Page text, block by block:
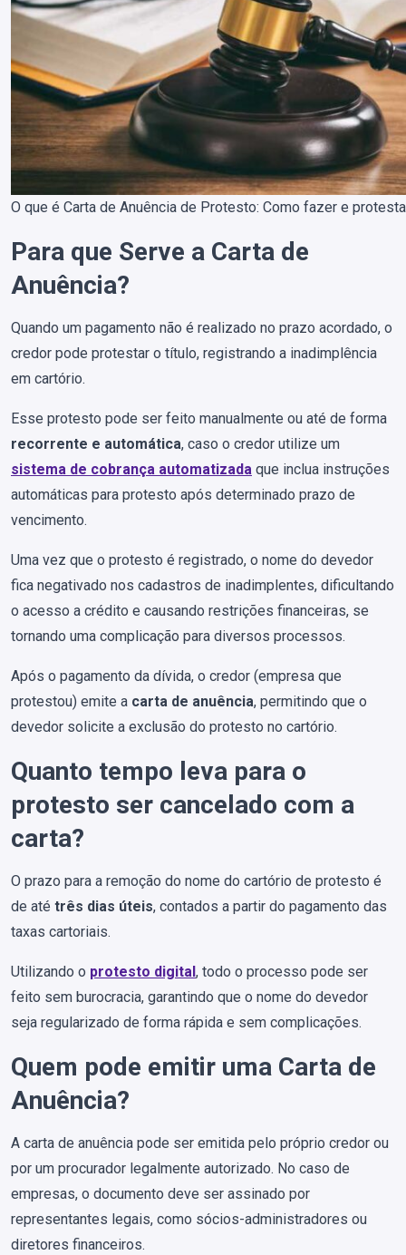
O que é Carta de Anuência de Protesto: Como fazer e
Para que Serve a Carta de
Anuência?
Quando um pagamento não é realizado no prazo acordado, o
credor pode protestar o título, registrando a inadimplência
em cartório.
Esse protesto pode ser feito manualmente ou até de forma
recorrente e automática, caso o credor utilize um
sistema de cobrança automatizada que inclua instruções
automáticas para protesto após determinado prazo de
vencimento.
Uma vez que o protesto é registrado, o nome do devedor
fica negativado nos cadastros de inadimplentes, dificultando
o acesso a crédito e causando restrições financeiras, se
tornando uma complicação para diversos processos.
Após o pagamento da dívida, o credor (empresa que
protestou) emite a carta de anuência, permitindo que o
devedor solicite a exclusão do protesto no cartório.
Quanto tempo leva para o
protesto ser cancelado com a
carta?
O prazo para a remoção do nome do cartório de protesto é
de até três dias úteis, contados a partir do pagamento das
taxas cartoriais.
Utilizando o protesto digital, todo o processo pode ser
feito sem burocracia, garantindo que o nome do devedor
seja regularizado de forma rápida e sem complicações.
Quem pode emitir uma Carta de
Anuência?
A carta de anuência pode ser emitida pelo próprio credor ou
por um procurador legalmente autorizado. No caso de
empresas, o documento deve ser assinado por
representantes legais, como sócios-administradores ou
diretores financeiros.